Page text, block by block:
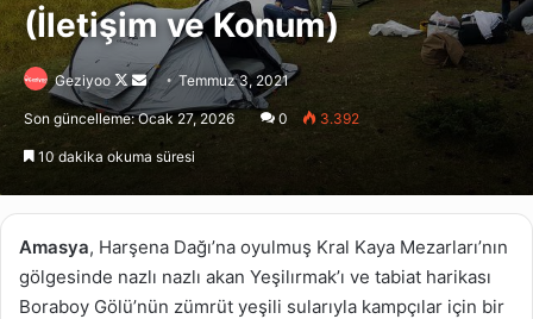
(İletişim ve Konum)
Geziyoo
Follow
on
Bir
e-
göndermek
Temmuz 3, 2021
Son güncelleme: Ocak 27, 2026 0 3.392
10 dakika okuma süresi
Amasya, Harşena Dağı’na oyulmuş Kral Kaya Mezarları’nın
gölgesinde nazlı nazlı akan Yeşilırmak’ı ve tabiat harikası
Boraboy Gölü’nün zümrüt yeşili sularıyla kampçılar için bir